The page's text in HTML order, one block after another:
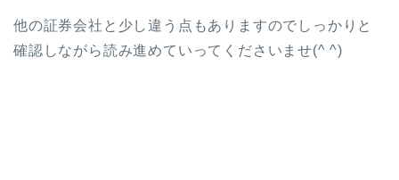
他の証券会社と少し違う点もありますのでしっかりと
確認しながら読み進めていってくださいませ(^ ^)